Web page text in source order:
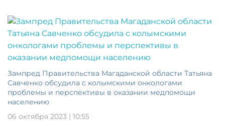
Зампред Правительства Магаданской области Татьяна
Савченко обсудила с колымскими онкологами
проблемы и перспективы в оказании медпомощи
населению
06 октября 2023 | 10:55